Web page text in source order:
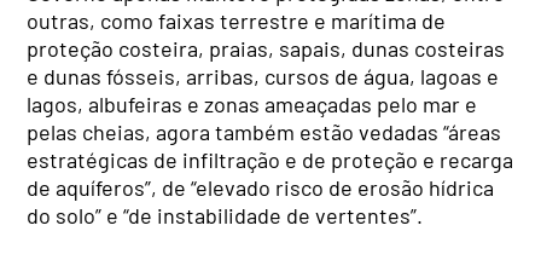
outras, como faixas terrestre e marítima de
proteção costeira, praias, sapais, dunas costeiras
e dunas fósseis, arribas, cursos de água, lagoas e
lagos, albufeiras e zonas ameaçadas pelo mar e
pelas cheias, agora também estão vedadas “áreas
estratégicas de infiltração e de proteção e recarga
de aquíferos”, de “elevado risco de erosão hídrica
do solo” e “de instabilidade de vertentes”.